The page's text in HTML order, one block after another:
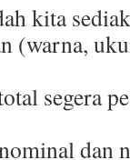
kita
(warna,
segera
dan